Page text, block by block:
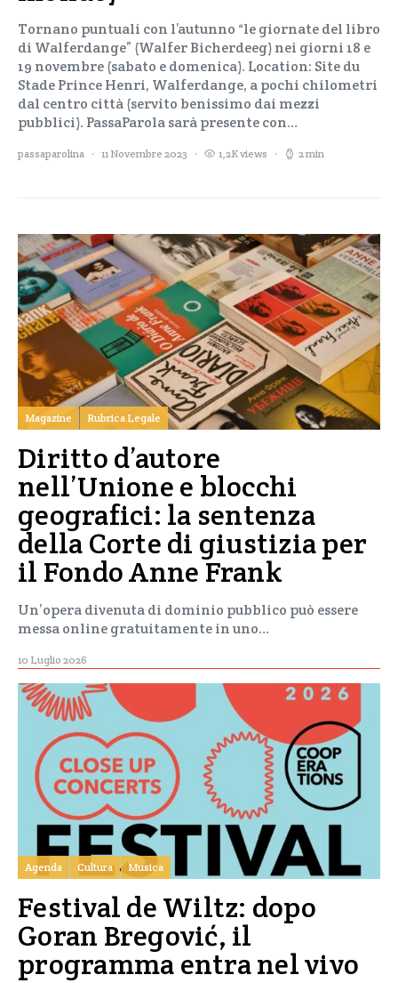
Tornano puntuali con l’autunno “le giornate del libro
di Walferdange” (Walfer Bicherdeeg) nei giorni 18 e
19 novembre (sabato e domenica). Location: Site du
Stade Prince Henri, Walferdange, a pochi chilometri
dal centro città (servito benissimo dai mezzi
pubblici). PassaParola sarà presente con…
passaparolina 11 Novembre 2023 1,2K views 2 min
Magazine Rubrica Legale
Diritto d’autore
nell’Unione e blocchi
geografici: la sentenza
della Corte di giustizia per
il Fondo Anne Frank
Un’opera divenuta di dominio pubblico può essere
messa online gratuitamente in uno…
10 Luglio 2026
Agenda Cultura Musica
Festival de Wiltz: dopo
Goran Bregović, il
programma entra nel vivo